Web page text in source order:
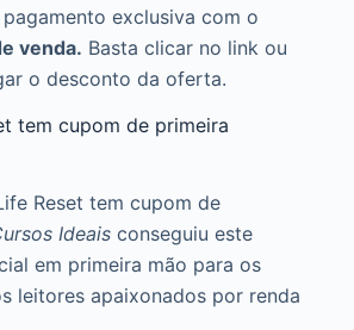
exclusiva com o
venda. Basta clicar no link ou
o desconto da oferta.
tem cupom de primeira
Reset tem cupom de
Ideaisconseguiu este
em primeira mão para os
leitores apaixonados por renda